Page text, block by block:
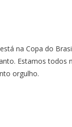
na Copa do
Estamos todos
orgulho.